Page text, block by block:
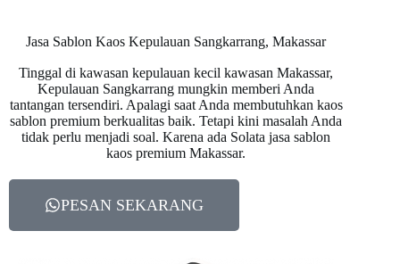
Jasa Sablon Kaos Kepulauan Sangkarrang, Makassar
Tinggal di kawasan kepulauan kecil kawasan Makassar,
Kepulauan Sangkarrang mungkin memberi Anda
tantangan tersendiri. Apalagi saat Anda membutuhkan kaos
sablon premium berkualitas baik. Tetapi kini masalah Anda
tidak perlu menjadi soal. Karena ada Solata jasa sablon
kaos premium Makassar.
PESAN SEKARANG